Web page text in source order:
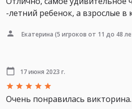
-летний ребенок, а взрослые в
Екатерина (5 игроков от 11 до 48
17 июня 2023 г.
Очень понравилась викторина.